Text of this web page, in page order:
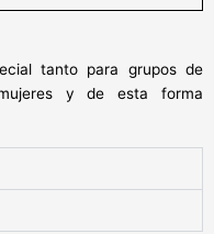
tanto para grupos de
y de esta forma